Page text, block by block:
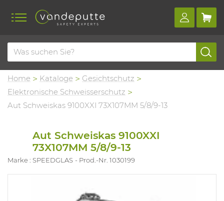
Home Kataloge
Gesichtschutz
Elektronische Schweisserschutz
Aut Schweiskas 9100XXI 73X107MM 5/8/9-13
Aut Schweiskas 9100XXI
73X107MM 5/8/9-13
Marke : SPEEDGLAS Prod.-Nr. 1030199